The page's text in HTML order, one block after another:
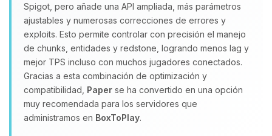
Spigot, pero añade una API ampliada, más parámetros
ajustables y numerosas correcciones de errores y
exploits. Esto permite controlar con precisión el manejo
de chunks, entidades y redstone, logrando menos lag y
mejor TPS incluso con muchos jugadores conectados.
Gracias a esta combinación de optimización y
compatibilidad, Paper se ha convertido en una opción
muy recomendada para los servidores que
administramos en BoxToPlay.
que necesitas y moveré mis
pequenos circuitos para ayudarte.
08/08/2026 06:47